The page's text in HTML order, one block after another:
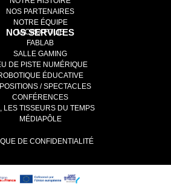
NOS PARTENAIRES
NOTRE ÉQUIPE
NOS SERVICES
MICRO-FOLIE
FABLAB
SALLE GAMING
DE PISTE NUMÉRIQUE
ÉDUCATIVE
/ SPECTACLES
CONFÉRENCES
LES TISSEURS DU TEMPS
MÉDIAPÔLE
DE CONFIDENTIALITÉ